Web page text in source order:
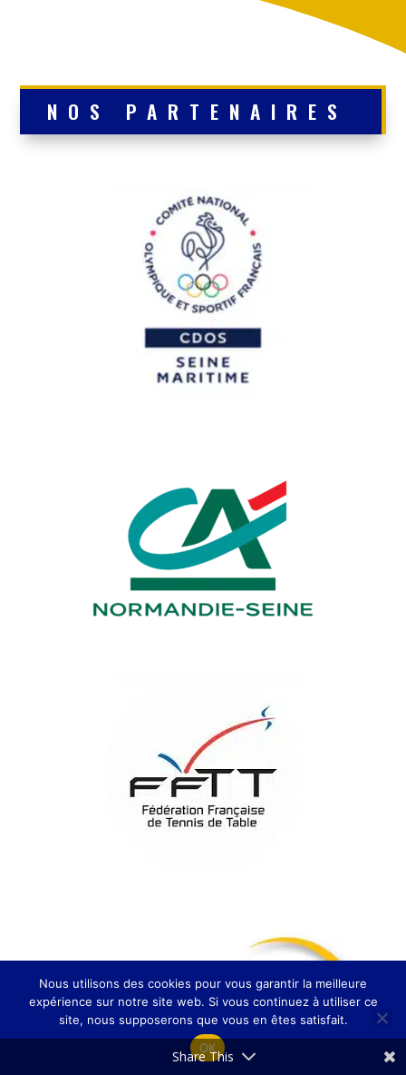
NOS PARTENAIRES
Share This
Nous utilisons des cookies pour vous garantir la meilleure
expérience sur notre site web. Si vous continuez à utiliser ce
site, nous supposerons que vous en êtes satisfait.
OK